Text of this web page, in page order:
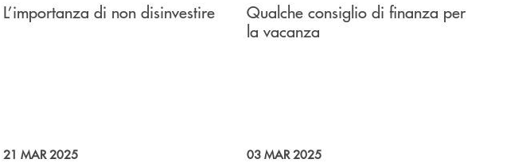
L’importanza di non disinvestire
Qualche consiglio di finanza per
la vacanza
21 MAR 2025 03 MAR 2025